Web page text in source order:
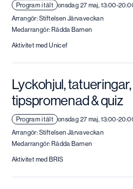
Program i tält onsdag 27 maj, 13:00-
Arrangör: Stiftelsen Järvaveckan
Medarrangör: Rädda Barnen
Aktivitet med Unicef
Lyckohjul, tatueringar,
tipspromenad & quiz
Program i tält onsdag 27 maj, 13:00-
Arrangör: Stiftelsen Järvaveckan
Medarrangör: Rädda Barnen
Aktivitet med BRIS